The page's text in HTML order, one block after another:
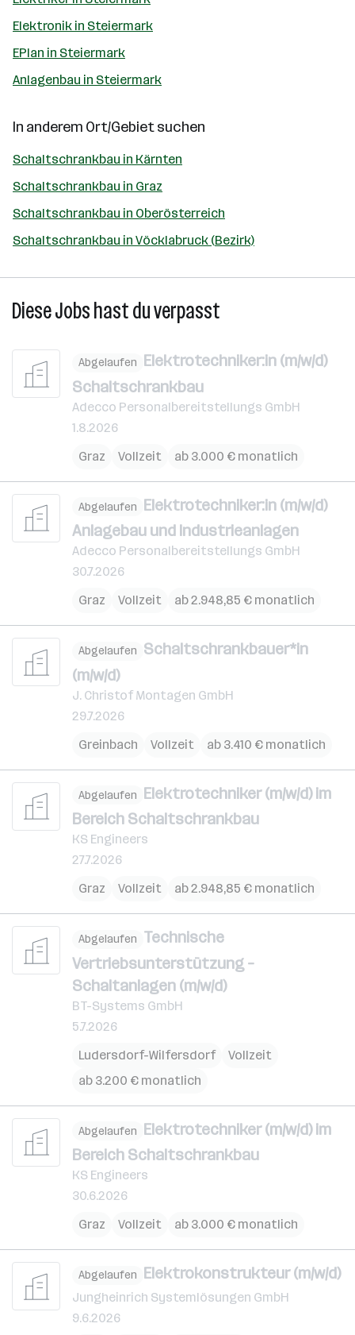
Elektronik in Steiermark
EPlan in Steiermark
Anlagenbau in Steiermark
In anderem Ort/Gebiet suchen
Schaltschrankbau in Kärnten
Schaltschrankbau in Graz
Schaltschrankbau in Oberösterreich
Schaltschrankbau in Vöcklabruck (Bezirk)
Diese Jobs hast du verpasst
Abgelaufen Elektrotechniker:in (m/w/d)
Schaltschrankbau
Adecco Personalbereitstellungs GmbH
1.8.2026
Graz
Vollzeit ab 3.000 € monatlich
Abgelaufen Elektrotechniker:in (m/w/d)
Anlagebau und Industrieanlagen
Adecco Personalbereitstellungs GmbH
30.7.2026
Graz
Vollzeit ab 2.948,85 € monatlich
Abgelaufen Schaltschrankbauer*in
(m/w/d)
J. Christof Montagen GmbH
29.7.2026
Greinbach
Vollzeit ab 3.410 € monatlich
Abgelaufen Elektrotechniker (m/w/d) im
Bereich Schaltschrankbau
KS Engineers
27.7.2026
Graz
Vollzeit ab 2.948,85 € monatlich
Abgelaufen Technische
Vertriebsunterstützung –
Schaltanlagen (m/w/d)
BT-Systems GmbH
5.7.2026
Ludersdorf-Wilfersdorf
Vollzeit
ab 3.200 € monatlich
Abgelaufen Elektrotechniker (m/w/d) im
Bereich Schaltschrankbau
KS Engineers
30.6.2026
Graz
Vollzeit ab 3.000 € monatlich
Abgelaufen Elektrokonstrukteur (m/w/d)
Jungheinrich Systemlösungen GmbH
9.6.2026